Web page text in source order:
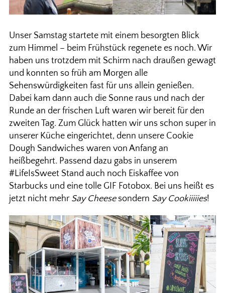
Unser Samstag startete mit einem besorgten Blick
zum Himmel – beim Frühstück regenete es noch. Wir
haben uns trotzdem mit Schirm nach draußen gewagt
und konnten so früh am Morgen alle
Sehenswürdigkeiten fast für uns allein genießen.
Dabei kam dann auch die Sonne raus und nach der
Runde an der frischen Luft waren wir bereit für den
zweiten Tag. Zum Glück hatten wir uns schon super in
unserer Küche eingerichtet, denn unsere Cookie
Dough Sandwiches waren von Anfang an
heißbegehrt. Passend dazu gabs in unserem
#LifeIsSweet Stand auch noch Eiskaffee von
Starbucks und eine tolle GIF Fotobox. Bei uns heißt es
jetzt nicht mehr Say Cheesesondern Say Cookiiiiies!